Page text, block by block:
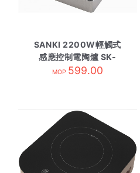
SANKI 2200W輕觸式
感應控制電陶爐 SK-
JD22
MOP 599.00